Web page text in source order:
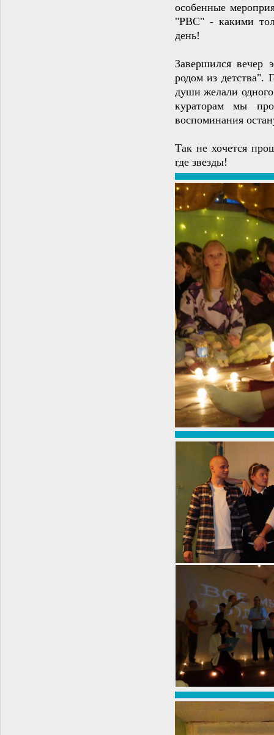
особенные
"РВС" - какими
день!
Завершился вечер
родом из детства".
души желали одного
кураторам мы
воспоминания
Так не хочется
где звезды!